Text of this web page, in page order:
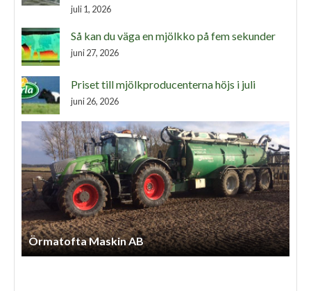
juli 1, 2026
Så kan du väga en mjölkko på fem sekunder
juni 27, 2026
Priset till mjölkproducenterna höjs i juli
juni 26, 2026
Henriks Entreprenad